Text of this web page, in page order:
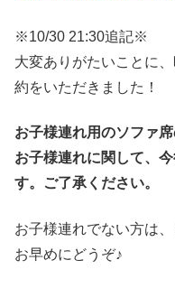
※10/30 21:30追記※
大変ありがたいことに
約をいただきました！
お子様連れ用のソファ
お子様連れに関して、
す。ご了承ください。
お子様連れでない方は
お早めにどうぞ♪